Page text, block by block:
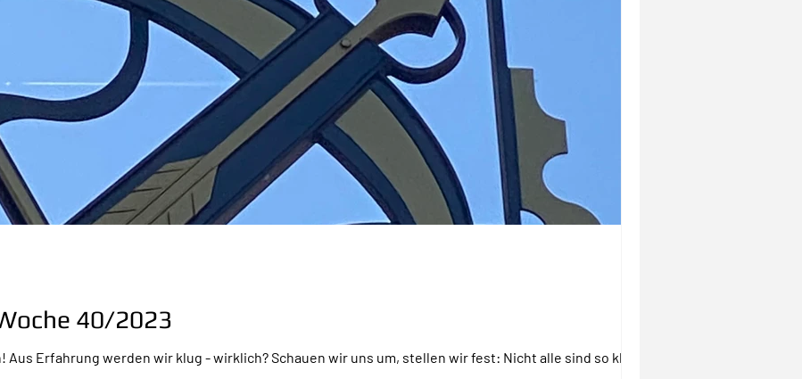
40/2023
Erfahrung werden wir klug - wirklich? Schauen wir uns um, stellen wir fest: Nicht alle sind so klug,...